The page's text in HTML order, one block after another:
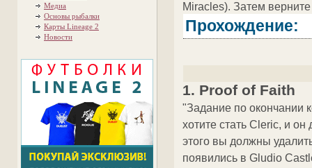
Медиа
Основы рыбалки
Карты Lineage 2
Новости
Miracles). Затем
Прохождение:
1. Proof of Faith
"Задание по окончании
хотите стать Cleric, и
этого вы должны
появились в Gludio